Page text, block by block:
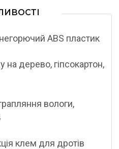
ABS пластик
дерево, гіпсокартон,
вологи,
клем для дротів